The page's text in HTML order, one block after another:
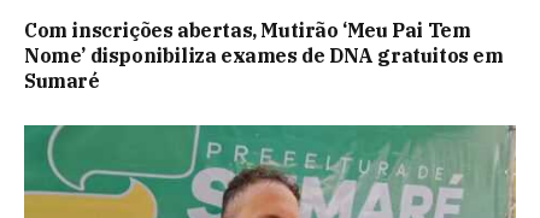
Com inscrições abertas, Mutirão ‘Meu Pai Tem
Nome’ disponibiliza exames de DNA gratuitos em
Sumaré